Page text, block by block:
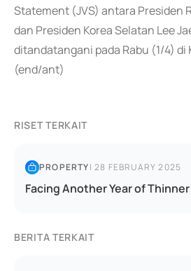
Statement (JVS) antara Presiden
dan Presiden Korea Selatan Lee
ditandatangani pada Rabu (1/4) di
(end/ant)
RISET TERKAIT
PROPERTY|28 FEBRUARY 2025
Facing Another Year of Thinner
BERITA TERKAIT